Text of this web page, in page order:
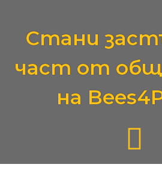
Стани
част от
на